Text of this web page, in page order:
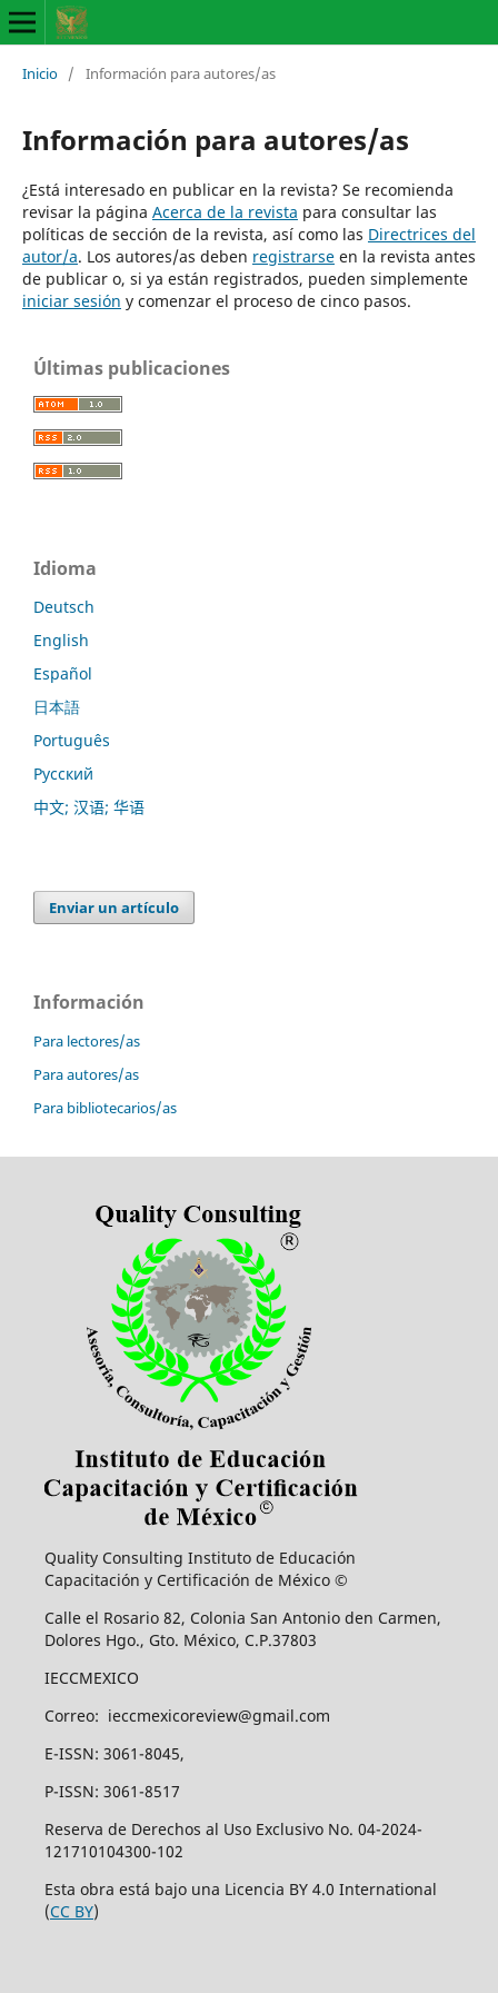
Inicio / Información para autores/as
Información para autores/as
¿Está interesado en publicar en la revista? Se recomienda
revisar la página Acerca de la revista para consultar las
políticas de sección de la revista, así como las Directrices del
autor/a. Los autores/as deben registrarseen la revista antes
de publicar o, si ya están registrados, pueden simplemente
iniciar sesión y comenzar el proceso de cinco pasos.
Últimas publicaciones
Idioma
Deutsch
English
Español
日本語
Português
Русский
中文; 汉语; 华语
Enviar un artículo
Información
Para lectores/as
Para autores/as
Para bibliotecarios/as
Quality Consulting Instituto de Educación
Capacitación y Certificación de México ©
Calle el Rosario 82, Colonia San Antonio den Carmen,
Dolores Hgo., Gto. México, C.P.37803
IECCMEXICO
Correo: ieccmexicoreview@gmail.com
E-ISSN: 3061-8045,
P-ISSN: 3061-8517
Reserva de Derechos al Uso Exclusivo No. 04-2024-
121710104300-102
Esta obra está bajo una Licencia BY 4.0 International
(CC BY)